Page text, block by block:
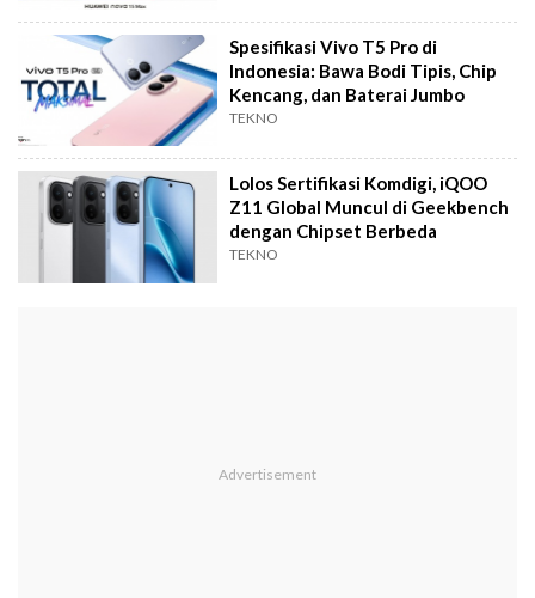
Spesifikasi Vivo T5 Pro di
Indonesia: Bawa Bodi Tipis, Chip
Kencang, dan Baterai Jumbo
TEKNO
Lolos Sertifikasi Komdigi, iQOO
Z11 Global Muncul di Geekbench
dengan Chipset Berbeda
TEKNO